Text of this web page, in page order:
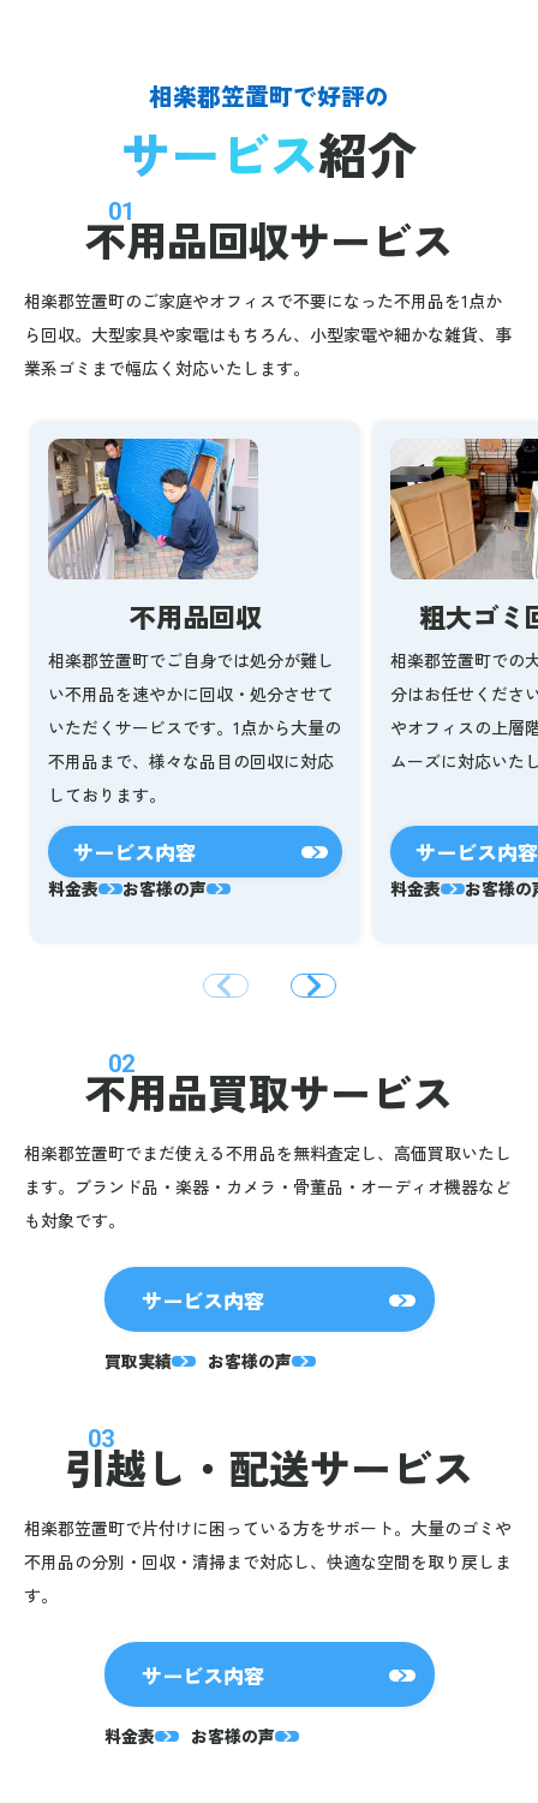
相楽郡笠置町で好評の
サービス紹介
01
不用品回収サービス
相楽郡笠置町のご家庭やオフィスで不要になった不用品を1点か
ら回収。大型家具や家電はもちろん、小型家電や細かな雑貨、事
業系ゴミまで幅広く対応いたします。
不用品回収
相楽郡笠置町でご自身では処分が難し
い不用品を速やかに回収・処分させて
いただくサービスです。1点から大量の
不用品まで、様々な品目の回収に対応
しております。
サービス内容
料金表 お客様の声
粗大ゴミ
相楽郡笠置町での
分はお任せくださ
やオフィスの上層
ムーズに対応いた
サービス内容
料金表 お客様の
02
不用品買取サービス
相楽郡笠置町でまだ使える不用品を無料査定し、高価買取いたし
ます。ブランド品・楽器・カメラ・骨董品・オーディオ機器など
も対象です。
サービス内容
買取実績 お客様の声
03
引越し・ 配送サービス
相楽郡笠置町で片付けに困っている方をサポート。大量のゴミや
不用品の分別・回収・清掃まで対応し、快適な空間を取り戻しま
す。
サービス内容
料金表 お客様の声